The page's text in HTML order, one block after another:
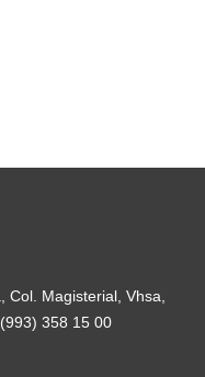
Col. Magisterial, Vhsa,
358 15 00